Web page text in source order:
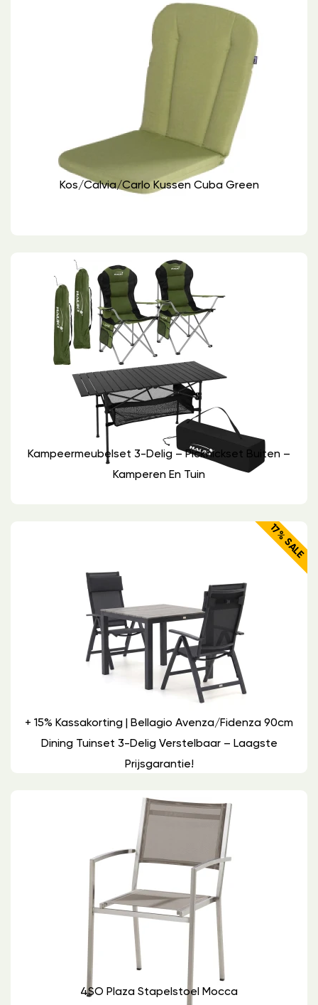
Kos/calvia/carlo Kussen Cuba Green
Kampeermeubelset 3-Delig – Picknickset Buiten –
Kamperen En Tuin
17% SALE
+ 15% Kassakorting | Bellagio Avenza/Fidenza 90cm
Dining Tuinset 3-Delig Verstelbaar – Laagste
Prijsgarantie!
4SO Plaza Stapelstoel Mocca